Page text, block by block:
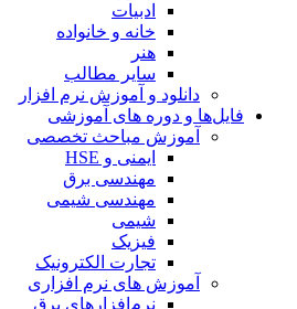
ادبیات
خانه و خانواده
هنر
سایر مطالب
دانلود و آموزش نرم افزار
فایل‌ها و دوره های آموزشی
آموزش مباحث تخصصی
ایمنی و HSE
مهندسی برق
مهندسی شیمی
شیمی
فیزیک
تجارت الکترونیک
آموزش های نرم افزاری
نرم‌افزارهای برق